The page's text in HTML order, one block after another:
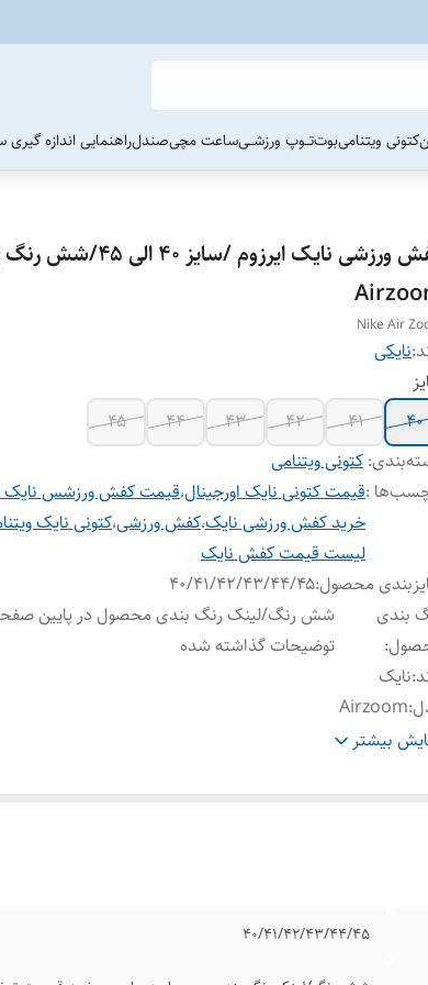
کتونی ویتنامیبوتتــوپ ورزشــیساعت مچیصندلراهنمایی اندازه گیری
Nike Air
نایکی
۴۰
۴۱ ۴۲ ۴۳ ۴۴
۴۵
: کتونی ویتنامی
:قیمت کتونی نایک اورجینال،قیمت کفش ورزشس نایک
خرید کفش ورزشی نایک،کفش ورزشی،کتونی نایک
لیست قیمت کفش نایک
محصول:۴۰/۴۱/۴۲/۴۳/۴۴/۴۵
بندی
:
شش رنگ/لینک رنگ بندی محصول در پایین
توضیحات گذاشته شده
:نایک
:
Airzoom
تولید کننده
بیشتر
۴۰/۴۱/۴۲/۴۳/۴۴/۴۵